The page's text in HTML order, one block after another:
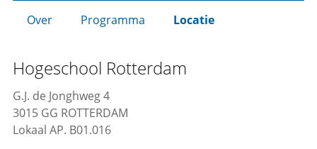
Over Programma Locatie
Hogeschool Rotterdam
G.J. de Jonghweg 4
3015 GG ROTTERDAM
Lokaal AP. B01.016